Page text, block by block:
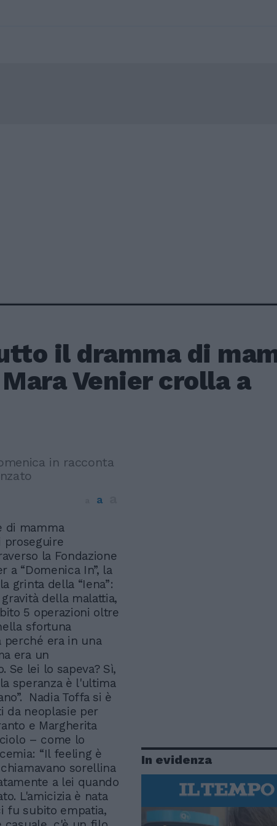
il dramma di
Venier crolla a
in racconta
a
di mamma
proseguire
la Fondazione
a “Domenica In”, la
grinta della “Iena”:
della malattia,
5 operazioni oltre
sfortuna
perché era in una
era un
Se lei lo sapeva? Sì,
speranza è l'ultima
Nadia Toffa si è
da neoplasie per
e Margherita
– come lo
“Il feeling è
sorellina
a lei quando
L'amicizia è nata
fu subito empatia,
In evidenza